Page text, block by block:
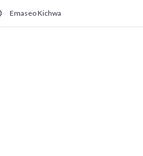
Emaseo Kichwa